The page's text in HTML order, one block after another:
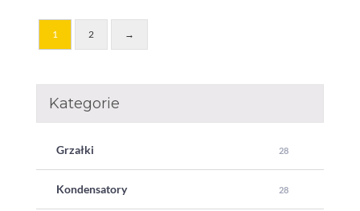
1 2 →
Kategorie
Grzałki 28
Kondensatory 28